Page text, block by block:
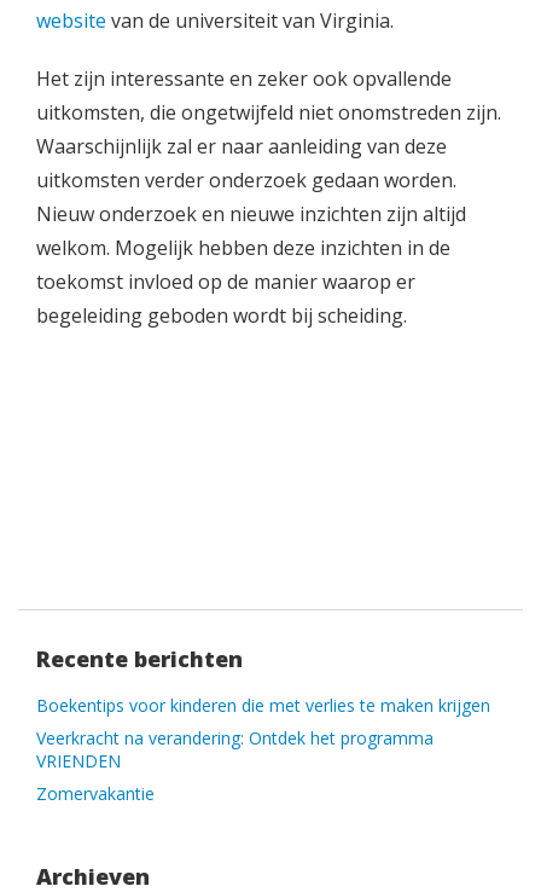
website van de universiteit van Virginia.
Het zijn interessante en zeker ook opvallende
uitkomsten, die ongetwijfeld niet onomstreden zijn.
Waarschijnlijk zal er naar aanleiding van deze
uitkomsten verder onderzoek gedaan worden.
Nieuw onderzoek en nieuwe inzichten zijn altijd
welkom. Mogelijk hebben deze inzichten in de
toekomst invloed op de manier waarop er
begeleiding geboden wordt bij scheiding.
Recente berichten
Boekentips voor kinderen die met verlies te maken krijgen
Veerkracht na verandering: Ontdek het programma
VRIENDEN
Zomervakantie
Archieven